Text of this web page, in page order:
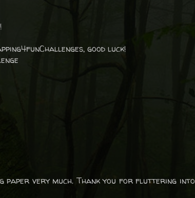
good luck!
paper very much. Thank you for fluttering into